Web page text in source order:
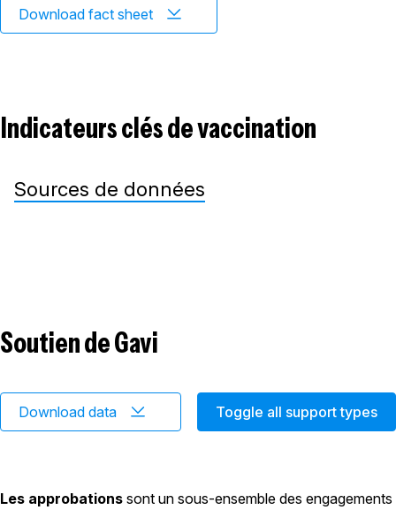
Download fact sheet
Indicateurs clés de vaccination
Sources de données
Soutien de Gavi
Toggle all support types
Download data
Les approbations sont un sous-ensemble des engagements